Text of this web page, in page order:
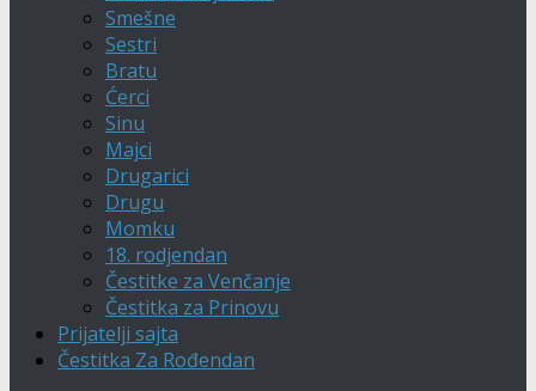
Smešne
Sestri
Bratu
Ćerci
Sinu
Majci
Drugarici
Drugu
Momku
18. rodjendan
Čestitke za Venčanje
Čestitka za Prinovu
Prijatelji sajta
Čestitka Za Rođendan